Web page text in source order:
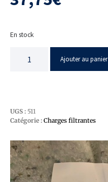
En stock
Ajouter au panier
UGS : 511
Catégorie : Charges filtrantes